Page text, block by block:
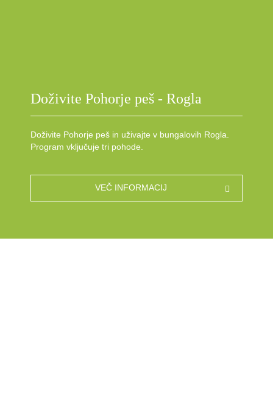
Doživite Pohorje peš - Rogla
Doživite Pohorje peš in uživajte v bungalovih Rogla.
Program vključuje tri pohode.
VEČ INFORMACIJ